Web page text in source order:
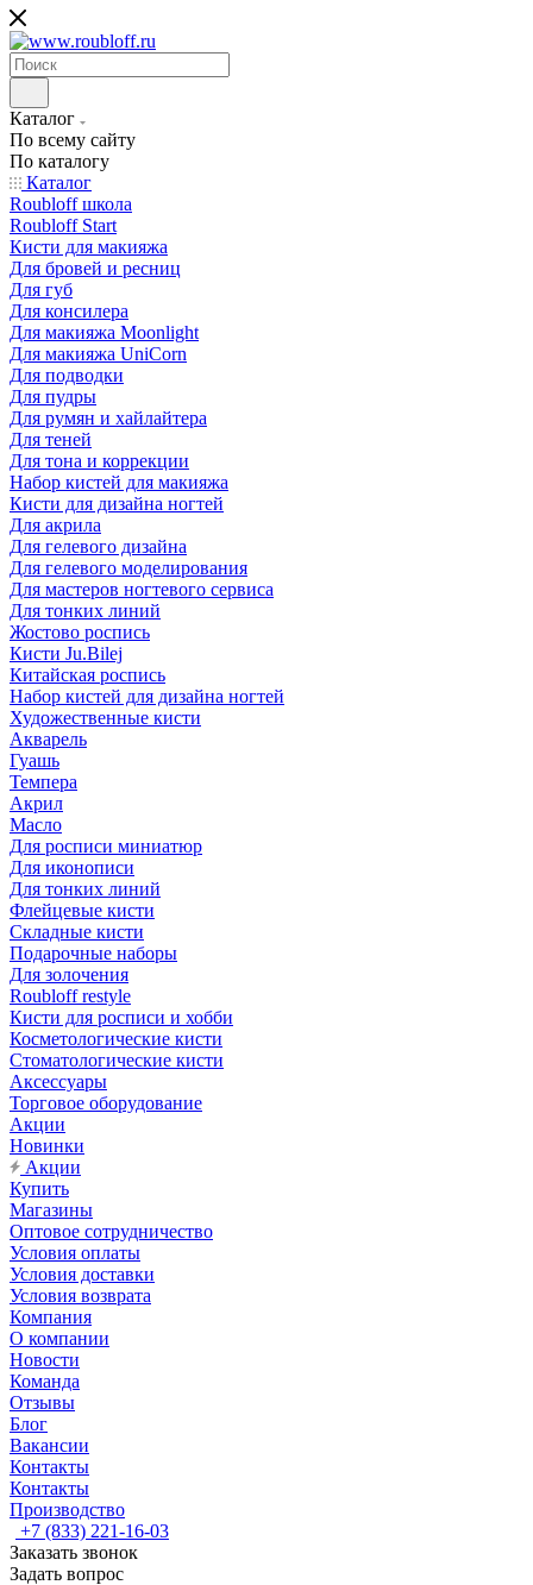
Каталог
По всему сайту
По каталогу
Каталог
Roubloff школа
Roubloff Start
Кисти для макияжа
Для бровей и ресниц
Для губ
Для консилера
Для макияжа Moonlight
Для макияжа UniCorn
Для подводки
Для пудры
Для румян и хайлайтера
Для теней
Для тона и коррекции
Набор кистей для макияжа
Кисти для дизайна ногтей
Для акрила
Для гелевого дизайна
Для гелевого моделирования
Для мастеров ногтевого сервиса
Для тонких линий
Жостово роспись
Кисти Ju.Bilej
Китайская роспись
Набор кистей для дизайна ногтей
Художественные кисти
Акварель
Гуашь
Темпера
Акрил
Масло
Для росписи миниатюр
Для иконописи
Для тонких линий
Флейцевые кисти
Складные кисти
Подарочные наборы
Для золочения
Roubloff restyle
Кисти для росписи и хобби
Косметологические кисти
Стоматологические кисти
Аксессуары
Торговое оборудование
Акции
Новинки
Акции
Купить
Магазины
Оптовое сотрудничество
Условия оплаты
Условия доставки
Условия возврата
Компания
О компании
Новости
Команда
Отзывы
Блог
Вакансии
Контакты
Контакты
Производство
+7 (833) 221-16-03
Заказать звонок
Задать вопрос